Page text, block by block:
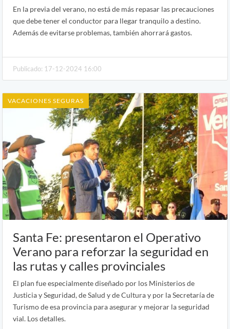
En la previa del verano, no está de más repasar las precauciones
que debe tener el conductor para llegar tranquilo a destino.
Además de evitarse problemas, también ahorrará gastos.
Publicado: 17-12-2024 16:00
VACACIONES SEGURAS
Santa Fe: presentaron el Operativo
Verano para reforzar la seguridad en
las rutas y calles provinciales
El plan fue especialmente diseñado por los Ministerios de
Justicia y Seguridad, de Salud y de Cultura y por la Secretaría de
Turismo de esa provincia para asegurar y mejorar la seguridad
vial. Los detalles.